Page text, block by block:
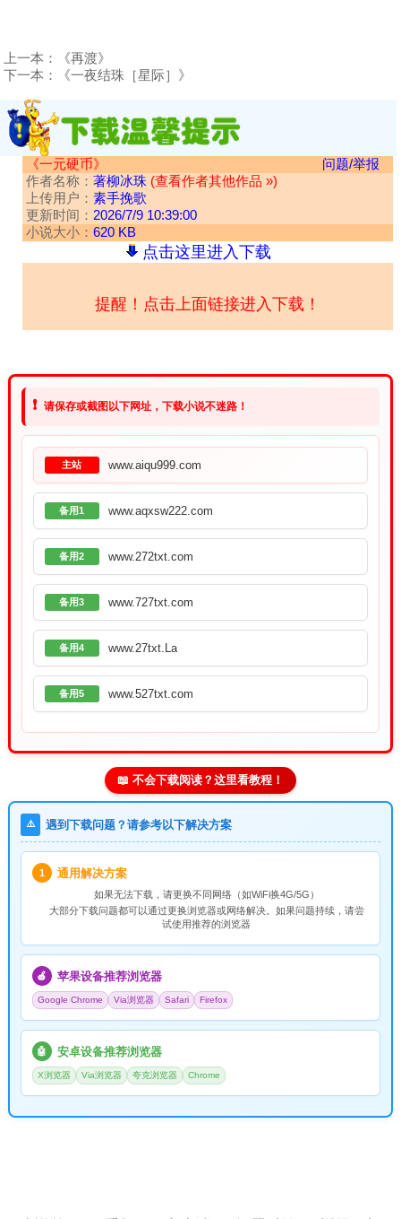
上一本：
《再渡》
下一本：
《一夜结珠［星际］》
《一元硬币》
问题/举报
作者名称： 著柳冰珠 (查看作者其他作品 »)
上传用户： 素手挽歌
更新时间： 2026/7/9 10:39:00
小说大小： 620 KB
点击这里进入下载
提醒！点击上面链接进入下载！
❗ 请保存或截图以下网址，下载小说不迷路！
主站 www.aiqu999.com
备用1 www.aqxsw222.com
备用2 www.272txt.com
备用3 www.727txt.com
备用4 www.27txt.La
备用5 www.527txt.com
📖 不会下载阅读？这里看教程！
⚠️ 遇到下载问题？请参考以下解决方案
1 通用解决方案
如果无法下载，请更换不同网络（如WiFi换4G/5G）
大部分下载问题都可以通过更换浏览器或网络解决。如果问题持续，请尝
试使用推荐的浏览器
🍎 苹果设备推荐浏览器
Google Chrome Via浏览器 Safari Firefox
🤖 安卓设备推荐浏览器
X浏览器 Via浏览器 夸克浏览器 Chrome